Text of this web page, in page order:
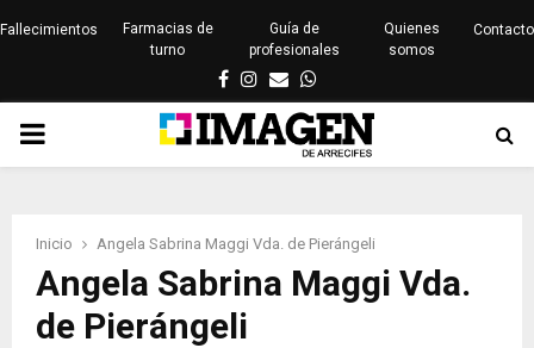
Fallecimientos
Farmacias de
turno
Guía de
profesionales
Quienes
somos
Contacto
Facebook
Instagram
EmailWhatsapp
PRIMARY
Inicio Angela Sabrina Maggi Vda. de Pierángeli
Angela Sabrina Maggi Vda.
de Pierángeli